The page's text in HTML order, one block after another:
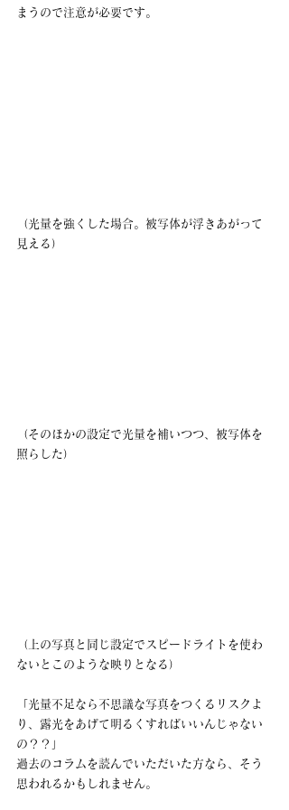
まうので注意が必要です。
（光量を強くした場合。被写体が浮きあがって
見える）
（そのほかの設定で光量を補いつつ、被写体を
照らした）
（上の写真と同じ設定でスピードライトを使わ
ないとこのような映りとなる）
「光量不足なら不思議な写真をつくるリスクよ
り、露光をあげて明るくすればいいんじゃない
の？？」
過去のコラムを読んでいただいた方なら、そう
思われるかもしれません。